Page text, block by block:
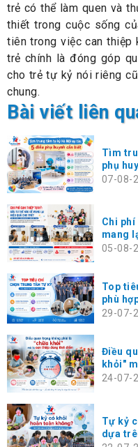
trẻ có thể làm quen và
thiết trong cuộc sống
tiên trong việc can thiệp
trẻ chính là đóng góp
cho trẻ tự kỷ nói riêng
chung.
Bài viết liên
Tìm
phụ
07-08-
Chi
mang
05-08-
Top
phù
29-07-
Điều
khỏi"
24-07-
Tự kỷ
dựa